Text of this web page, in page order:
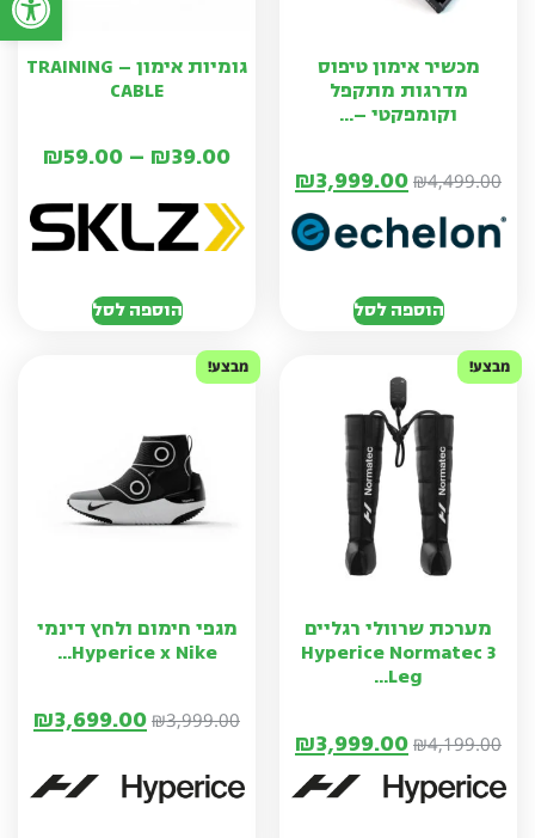
מכשיר אימון טיפוס
מדרגות מתקפל
וקומפקטי –...
₪4,499.00
₪3,999.00
הוספה לסל
גומיות אימון – TRAINING
CABLE
₪39.00
–
₪59.00
הוספה לסל
מבצע!
מערכת שרוולי רגליים
Hyperice Normatec 3
Leg...
₪4,199.00
₪3,999.00
מבצע!
מגפי חימום ולחץ דינמי
Hyperice x Nike...
₪3,999.00
₪3,699.00